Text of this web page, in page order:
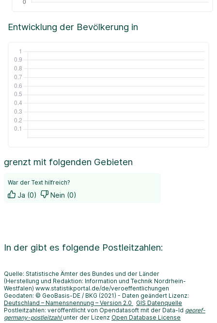
Entwicklung der Bevölkerung in
grenzt mit folgenden Gebieten
War der Text hilfreich?
Ja (0) Nein (0)
In der gibt es folgende Postleitzahlen:
Quelle: Statistische Ämter des Bundes und der Länder
(Herstellung und Redaktion: Information und Technik Nordrhein-
Westfalen) www.statistikportal.de/de/veroeffentlichungen
Geodaten: © GeoBasis-DE / BKG (2021) - Daten geändert Lizenz:
Deutschland – Namensnennung – Version 2.0
GIS Datenquelle
Postleitzahlen: veröffentlicht von Opendatasoft mit der Data-Id georef-
germany-postleitzahl unter der Lizenz Open Database License